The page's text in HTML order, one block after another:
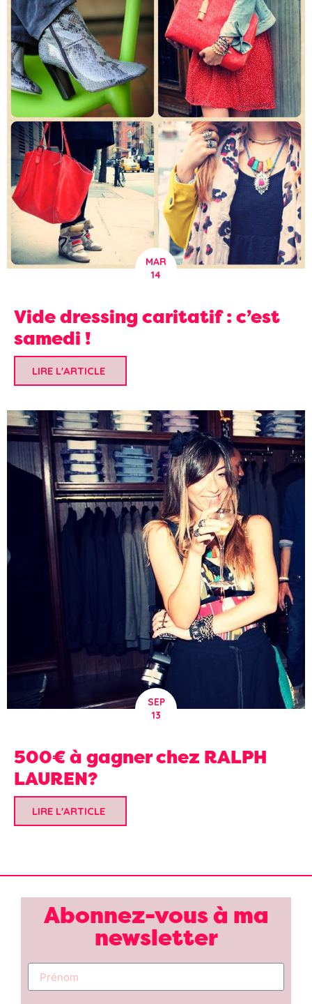
MAR
14
Vide dressing caritatif : c’est
samedi !
LIRE L'ARTICLE
SEP
13
500€ à gagner chez RALPH
LAUREN?
LIRE L'ARTICLE
Abonnez-vous à ma
newsletter